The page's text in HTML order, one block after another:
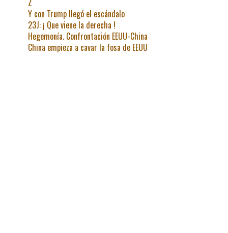
Y con Trump llegó el escándalo
23J: ¡ Que viene la derecha !
Hegemonía. Confrontación EEUU-China
China empieza a cavar la fosa de EEUU